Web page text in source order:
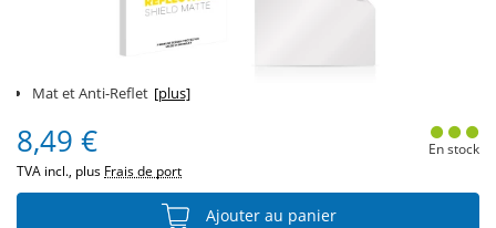
Mat et Anti-Reflet [plus]
8,49 €
TVA incl., plus Frais de port
En stock
Ajouter au panier